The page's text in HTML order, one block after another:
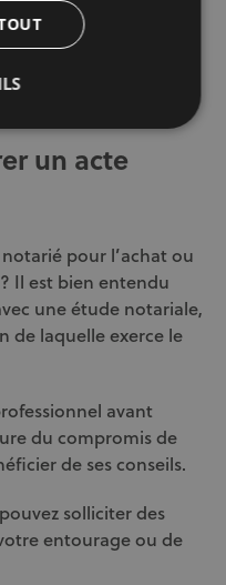
des frais à
dans la signature
un acte
pour l’achat ou
Il est bien entendu
une étude notariale,
de laquelle exerce le
avant
du compromis de
de ses conseils.
solliciter des
entourage ou de